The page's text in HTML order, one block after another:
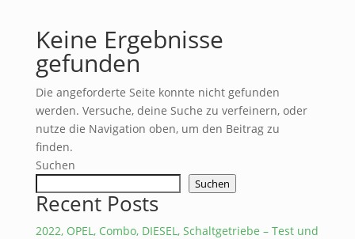
Keine Ergebnisse
gefunden
Die angeforderte Seite konnte nicht gefunden
werden. Versuche, deine Suche zu verfeinern, oder
nutze die Navigation oben, um den Beitrag zu
finden.
Suchen
Suchen
Recent Posts
2022, OPEL, Combo, DIESEL, Schaltgetriebe – Test und